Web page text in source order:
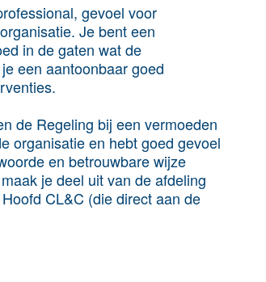
gevoel voor
Je bent een
in de gaten wat de
een aantoonbaar goed
de Regeling bij een vermoeden
organisatie en hebt goed gevoel
en betrouwbare wijze
je deel uit van de afdeling
CL&C (die direct aan de